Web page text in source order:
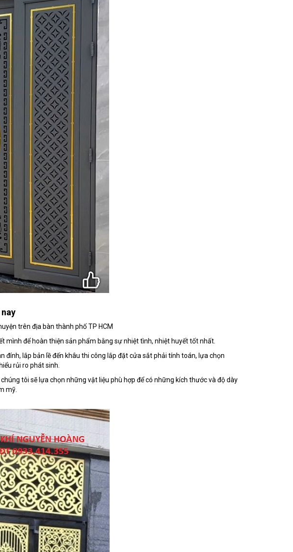
trên địa bàn thành phố TP HCM
mình để hoàn thiện sản phẩm bằng sự nhiệt tình, nhiệt huyết tốt nhất.
đính, lắp bản lề đến khâu thi công lắp đặt cửa sắt phải tính toán, lựa chọn
rủi ro phát sinh.
tôi sẽ lựa chọn những vật liệu phù hợp để có những kích thước và độ dày
mỹ.